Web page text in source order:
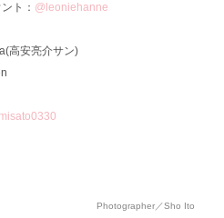
ト： @leoniehanne
高安亮介サン)
Photographer／Sho Ito